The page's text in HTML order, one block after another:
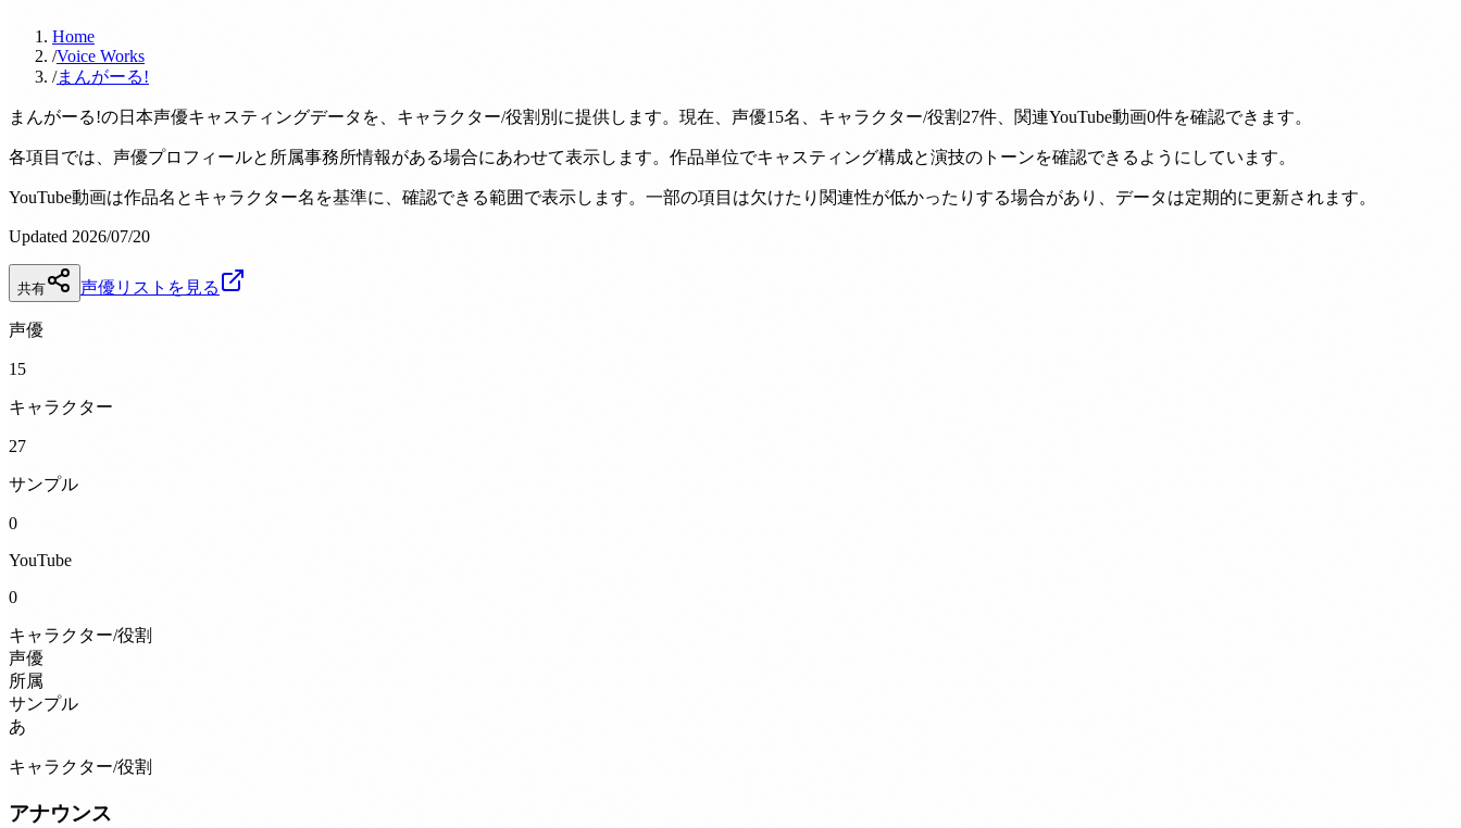
Home
/Voice Works
/まんがーる!
まんがーる!の日本声優キャスティングデータを、キャラクター/役割別に提供します。現在、声優15名、キャラクター/役割27件、関連YouTube動画0件を確認できます。
各項目では、声優プロフィールと所属事務所情報がある場合にあわせて表示します。作品単位でキャスティング構成と演技のトーンを確認できるようにしています。
YouTube動画は作品名とキャラクター名を基準に、確認できる範囲で表示します。一部の項目は欠けたり関連性が低かったりする場合があり、データは定期的に更新されます。
Updated 2026/07/20
共有 声優リストを見る
声優
15
キャラクター
27
サンプル
0
YouTube
0
キャラクター/役割
声優
所属
サンプル
あ
キャラクター/役割
アナウンス